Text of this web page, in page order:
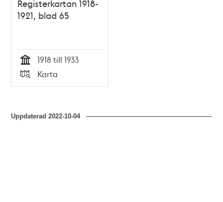
Registerkartan 1918-
1921, blad 65
Tid
1918 till 1933
Typ
Karta
Uppdaterad2022-10-04